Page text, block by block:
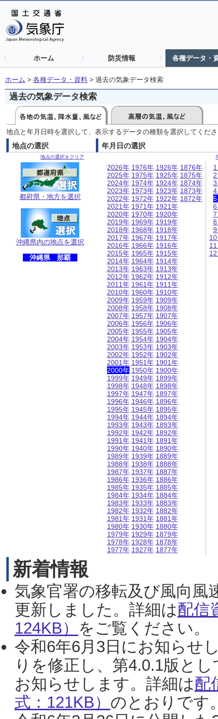
ホーム 防災情報 各種データ・
ホーム > 各種データ・資料 > 過去の気象データ検索
過去の気象データ検索
地点と年月日時を選択して、表示するデータの種類を選択してくだ
地点の選択
地点の選択をクリア
都府県・地方を選択
沖縄県内の地点を選択
沖縄県 那覇
年月日の選択
2026年
2025年
2024年
2023年
2022年
2021年
2020年
2019年
2018年
2017年
2016年
2015年
2014年
2013年
2012年
2011年
2010年
2009年
2008年
2007年
2006年
2005年
2004年
2003年
2002年
2001年
2000年
1999年
1998年
1997年
1996年
1995年
1994年
1993年
1992年
1991年
1990年
1989年
1988年
1987年
1986年
1985年
1984年
1983年
1982年
1981年
1980年
1979年
1978年
1977年
1976年
1975年
1974年
1973年
1972年
1971年
1970年
1969年
1968年
1967年
1966年
1965年
1964年
1963年
1962年
1961年
1960年
1959年
1958年
1957年
1956年
1955年
1954年
1953年
1952年
1951年
1950年
1949年
1948年
1947年
1946年
1945年
1944年
1943年
1942年
1941年
1940年
1939年
1938年
1937年
1936年
1935年
1934年
1933年
1932年
1931年
1930年
1929年
1928年
1927年
1926年
1925年
1924年
1923年
1922年
1921年
1920年
1919年
1918年
1917年
1916年
1915年
1914年
1913年
1912年
1911年
1910年
1909年
1908年
1907年
1906年
1905年
1904年
1903年
1902年
1901年
1900年
1899年
1898年
1897年
1896年
1895年
1894年
1893年
1892年
1891年
1890年
1889年
1888年
1887年
1886年
1885年
1884年
1883年
1882年
1881年
1880年
1879年
1878年
1877年
1876年
1875年
1874年
1873年
1872年
新着情報
気象官署の移転及び風向風
更新しました。詳細は配信
124KB） をご覧ください。
令和6年6月3日にお知らせ
りを修正し、第4.0.1版と
お知らせします。詳細は配
式：121KB） のとおりです